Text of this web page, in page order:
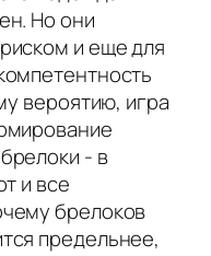
Но они
и еще для
вероятию, игра
- в
и все
брелоков
предельнее,